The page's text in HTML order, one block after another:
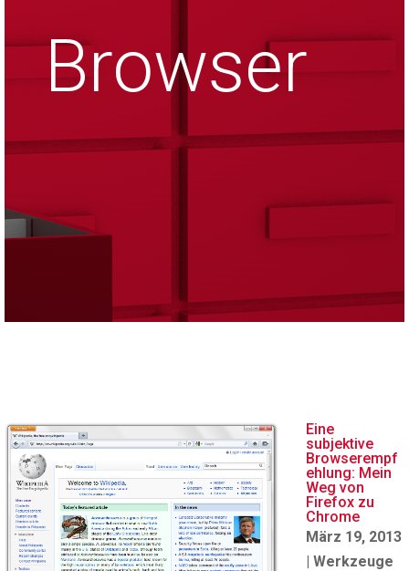
Browser
Eine
subjektive
Browserempf
ehlung: Mein
Weg von
Firefox zu
Chrome
März 19, 2013
| Werkzeuge